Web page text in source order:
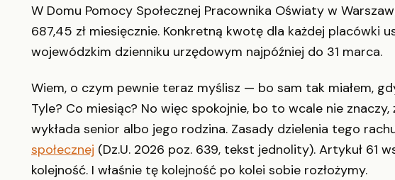
W Domu Pomocy Społecznej Pracownika Oświaty w
687,45 zł miesięcznie. Konkretną kwotę dla każdej placówki
wojewódzkim dzienniku urzędowym najpóźniej do 31 marca.
Wiem, o czym pewnie teraz myślisz — bo sam tak miałem,
Tyle? Co miesiąc? No więc spokojnie, bo to wcale nie znaczy,
wykłada senior albo jego rodzina. Zasady dzielenia tego
społecznej (Dz.U. 2026 poz. 639, tekst jednolity). Artykuł 61
kolejność. I właśnie tę kolejność po kolei sobie rozłożymy.